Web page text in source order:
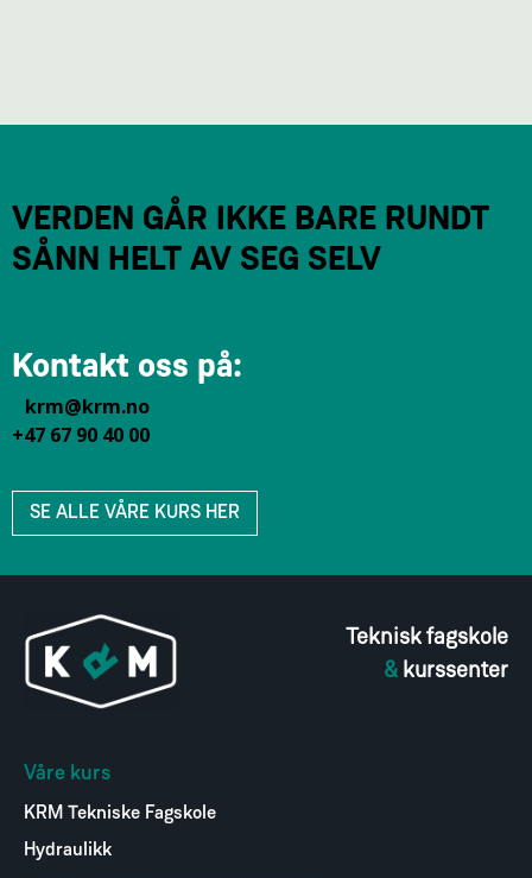
VERDEN GÅR IKKE BARE RUNDT
SÅNN HELT AV SEG SELV
Kontakt oss på:
krm@krm.no
+47 67 90 40 00
SE ALLE VÅRE KURS HER
Teknisk fagskole
& kurssenter
Våre kurs
KRM Tekniske Fagskole
Hydraulikk